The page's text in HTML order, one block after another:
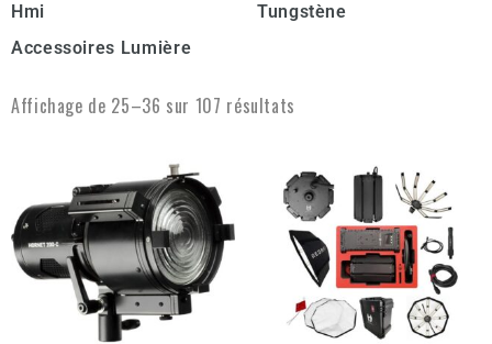
Hmi
Tungstène
Accessoires Lumière
Affichage de 25–36 sur 107 résultats